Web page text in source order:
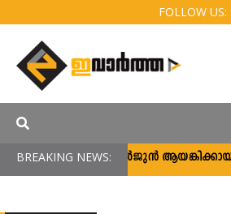
FOLLOW US:
BREAKING NEWS:അർജുൻ ആയങ്കിക്കായി